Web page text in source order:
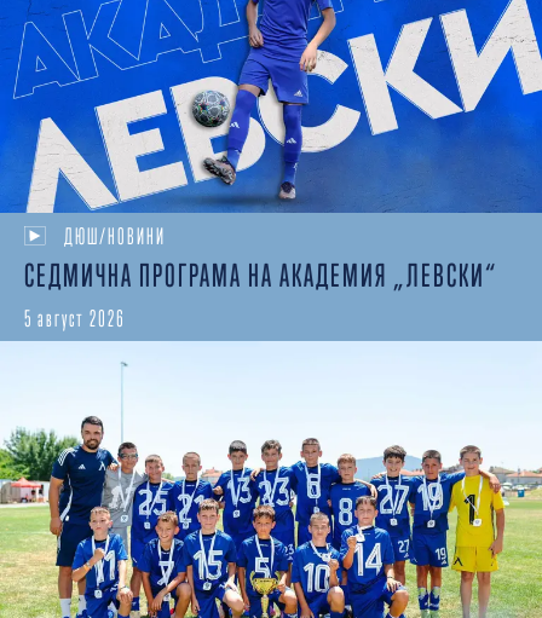
ДЮШ/НОВИНИ
СЕДМИЧНА ПРОГРАМА НА АКАДЕМИЯ „ЛЕВСКИ“
5 август 2026